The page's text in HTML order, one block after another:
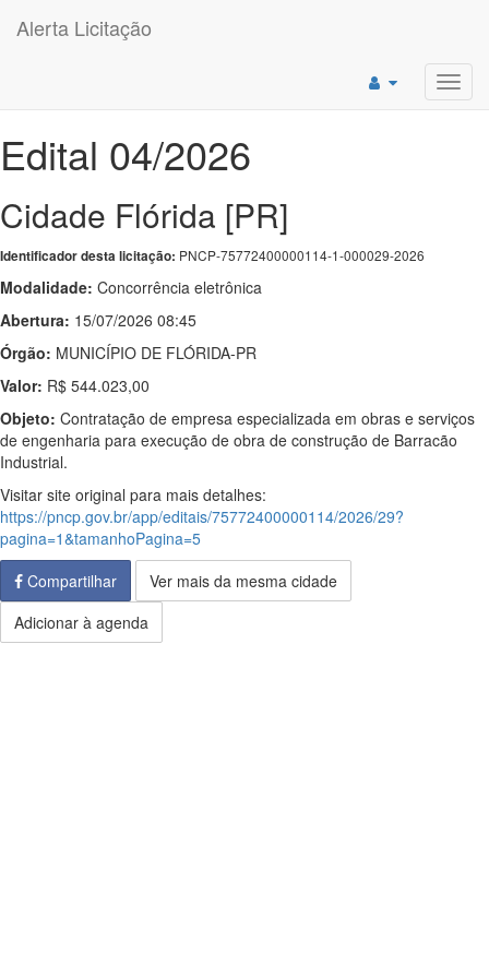
Alerta Licitação
Edital 04/2026
Cidade Flórida [PR]
Identificador desta licitação: PNCP-75772400000114-1-000029-2026
Modalidade: Concorrência eletrônica
Abertura: 15/07/2026 08:45
Órgão: MUNICÍPIO DE FLÓRIDA-PR
Valor: R$ 544.023,00
Objeto: Contratação de empresa especializada em obras e serviços
de engenharia para execução de obra de construção de Barracão
Industrial.
Visitar site original para mais detalhes:
https://pncp.gov.br/app/editais/75772400000114/2026/29?
pagina=1&tamanhoPagina=5
Compartilhar
Ver mais da mesma cidade
Adicionar à agenda